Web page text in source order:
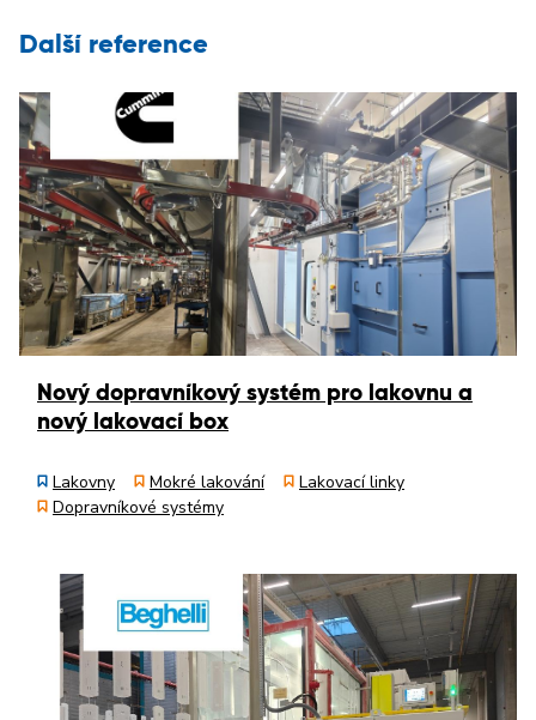
Další reference
Nový dopravníkový systém pro lakovnu a
nový lakovací box
Lakovny Mokré lakování
Lakovací linky
Dopravníkové systémy